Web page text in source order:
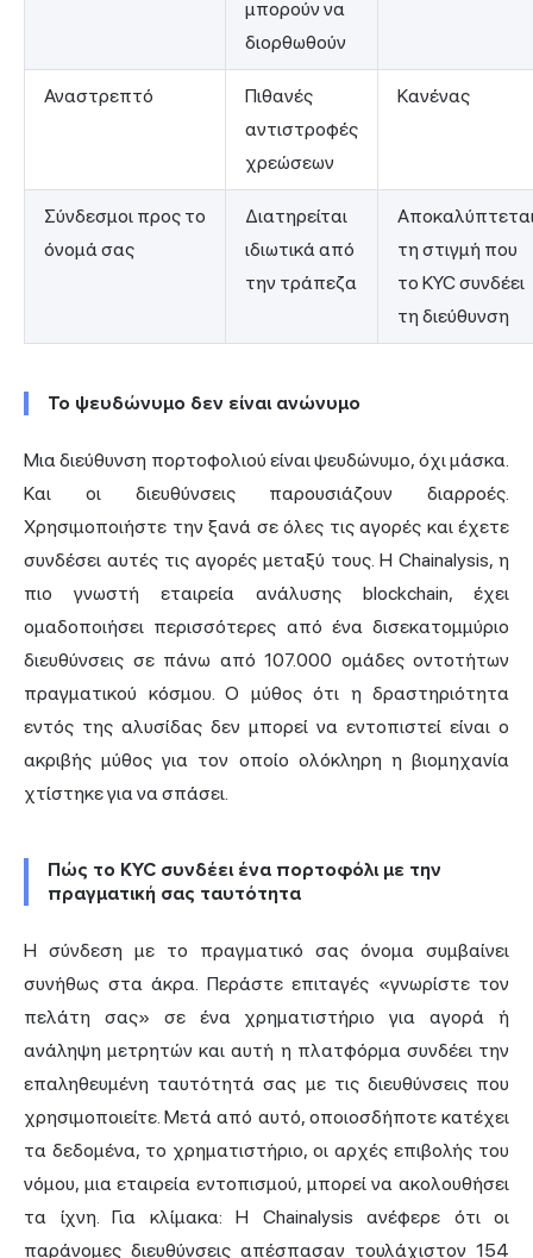
μπορούν να
διορθωθούν
Αναστρεπτό
Πιθανές
αντιστροφές
χρεώσεων
Κανένας
Σύνδεσμοι προς το
όνομά σας
Διατηρείται
ιδιωτικά από
την τράπεζα
τη στιγμή που
το KYC συνδέει
τη διεύθυνση
Το ψευδώνυμο δεν είναι ανώνυμο
Μια διεύθυνση πορτοφολιού είναι ψευδώνυμο, όχι μάσκα.
Και οι διευθύνσεις παρουσιάζουν διαρροές.
Χρησιμοποιήστε την ξανά σε όλες τις αγορές και έχετε
συνδέσει αυτές τις αγορές μεταξύ τους. Η Chainalysis, η
πιο γνωστή εταιρεία ανάλυσης blockchain, έχει
ομαδοποιήσει περισσότερες από ένα δισεκατομμύριο
διευθύνσεις σε πάνω από 107.000 ομάδες οντοτήτων
πραγματικού κόσμου. Ο μύθος ότι η δραστηριότητα
εντός της αλυσίδας δεν μπορεί να εντοπιστεί είναι ο
ακριβής μύθος για τον οποίο ολόκληρη η βιομηχανία
χτίστηκε για να σπάσει.
Πώς το KYC συνδέει ένα πορτοφόλι με την
πραγματική σας ταυτότητα
Η σύνδεση με το πραγματικό σας όνομα συμβαίνει
συνήθως στα άκρα. Περάστε επιταγές «γνωρίστε τον
πελάτη σας» σε ένα χρηματιστήριο για αγορά ή
ανάληψη μετρητών και αυτή η πλατφόρμα συνδέει την
επαληθευμένη ταυτότητά σας με τις διευθύνσεις που
χρησιμοποιείτε. Μετά από αυτό, οποιοσδήποτε κατέχει
τα δεδομένα, το χρηματιστήριο, οι αρχές επιβολής του
νόμου, μια εταιρεία εντοπισμού, μπορεί να ακολουθήσει
τα ίχνη. Για κλίμακα: Η Chainalysis ανέφερε ότι οι
παράνομες διευθύνσεις απέσπασαν τουλάχιστον 154